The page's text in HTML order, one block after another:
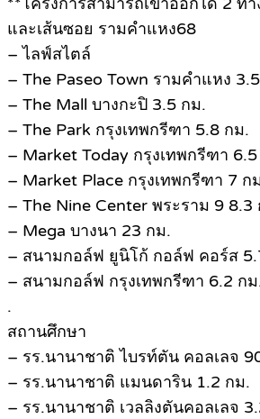
และเส้นซอย รามคำแหง68
– ไลฟ์สไตล์
– The Paseo Town รามคำแหง
– The Mall บางกะปิ 3.5 กม.
– The Park กรุงเทพกรีฑา 5.8 กม.
– Market Today กรุงเทพกรีฑา
– Market Place กรุงเทพกรีฑา 7 ก
– The Nine Center พระราม 9 8.3
– Mega บางนา 23 กม.
– สนามกอล์ฟ ยูนิโก้ กอล์ฟ คอร์ส
– สนามกอล์ฟ กรุงเทพกรีฑา 6.2 ก
.
สถานศึกษา
– รร.นานาชาติ ไบรท์ตัน คอลเลจ
– รร.นานาชาติ แมนดาริน 1.2 กม.
– รร.นานาชาติ เวลลิงตันคอลเลจ